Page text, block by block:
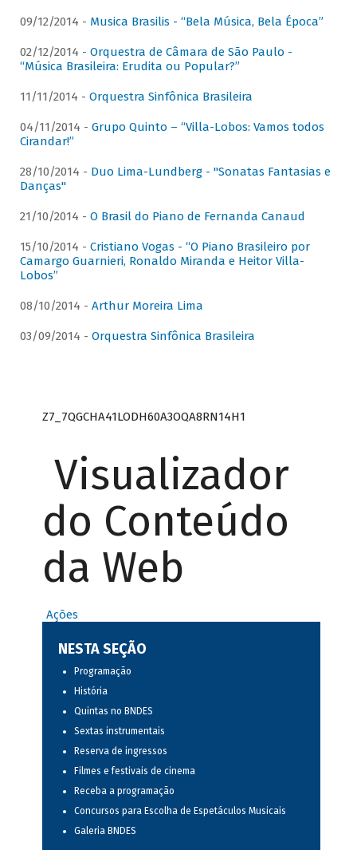
09/12/2014 - Musica Brasilis - “Bela Música, Bela Época”
02/12/2014 - Orquestra de Câmara de São Paulo -
“Música Brasileira: Erudita ou Popular?”
11/11/2014 - Orquestra Sinfônica Brasileira
04/11/2014 - Grupo Quinto – “Villa-Lobos: Vamos todos
Cirandar!”
28/10/2014 - Duo Lima-Lundberg - "Sonatas Fantasias e
Danças"
21/10/2014 - O Brasil do Piano de Fernanda Canaud
15/10/2014 - Cristiano Vogas - “O Piano Brasileiro por
Camargo Guarnieri, Ronaldo Miranda e Heitor Villa-
Lobos”
08/10/2014 - Arthur Moreira Lima
03/09/2014 - Orquestra Sinfônica Brasileira
Z7_7QGCHA41LODH60A3OQA8RN14H1
Visualizador
do Conteúdo
da Web
Ações
NESTA SEÇÃO
Programação
História
Quintas no BNDES
Sextas instrumentais
Reserva de ingressos
Filmes e festivais de cinema
Receba a programação
Concursos para Escolha de Espetáculos Musicais
Galeria BNDES